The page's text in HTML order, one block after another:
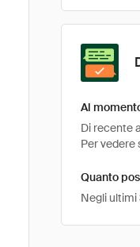
Al
Di recente
Per vedere
Quanto
Negli ultimi